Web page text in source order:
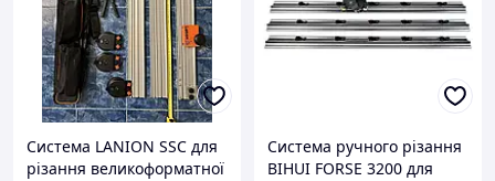
Система LANION SSC для
різання великоформатної
Система ручного різання
BIHUI FORSE 3200 для